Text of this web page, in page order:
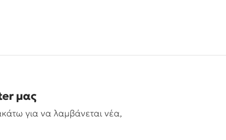
μας
για να λαμβάνεται νέα,